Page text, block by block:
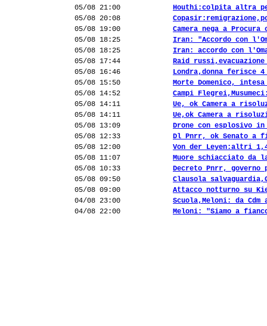
05/08 21:00
Houthi:colpita altra
05/08 20:08
05/08 19:00
Camera nega a
05/08 18:25
Iran: "Accordo con
05/08 18:25
Iran: accordo con
05/08 17:44
Raid
05/08 16:46
Londra,donna ferisce
05/08 15:50
Morte Domenico,
05/08 14:52
Campi
05/08 14:11
Ue, ok Camera a
05/08 14:11
Ue,ok Camera a
05/08 13:09
Drone con esplosivo
05/08 12:33
Dl Pnrr, ok Senato a
05/08 12:00
Von der Leyen:altri
05/08 11:07
Muore schiacciato da
05/08 10:33
Decreto Pnrr,
05/08 09:50
Clausola
05/08 09:00
Attacco notturno su
04/08 23:00
Scuola,Meloni: da
04/08 22:00
Meloni: "Siamo a